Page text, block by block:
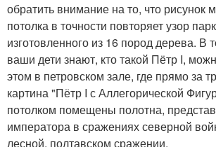
обратить внимание на то, что рисунок
потолка в точности повторяет узор
изготовленного из 16 пород дерева. В
ваши дети знают, кто такой Пётр I,
этом в петровском зале, где прямо за
картина "Пётр I с Аллегорической
потолком помещены полотна,
императора в сражениях северной
лесной, полтавском сражении.